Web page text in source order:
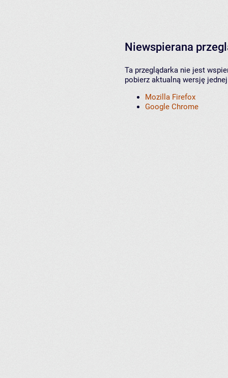
Niewspierana
Ta przeglądarka nie jest
pobierz aktualną wersję
Mozilla Firefox
Google Chrome